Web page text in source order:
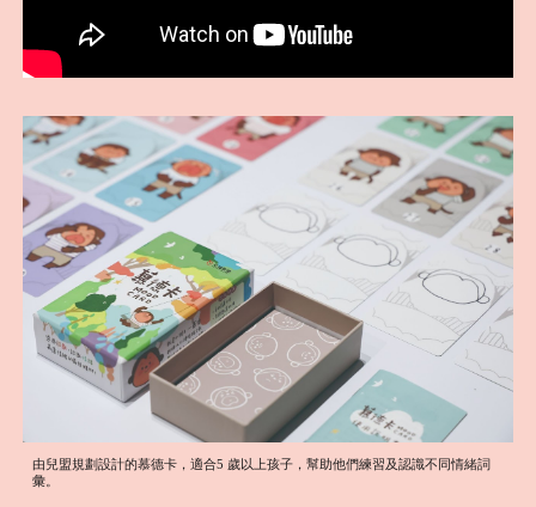
由兒盟規劃設計的慕德卡，適合5 歲以上孩子，幫助他們練習及認識不同情緒詞
彙。